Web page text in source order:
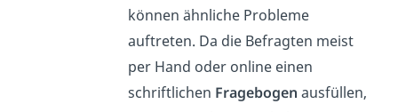
können ähnliche Probleme
auftreten. Da die Befragten meist
per Hand oder online einen
schriftlichen Fragebogen ausfüllen,